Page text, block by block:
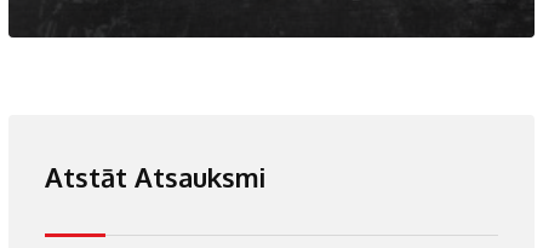
Atstāt Atsauksmi